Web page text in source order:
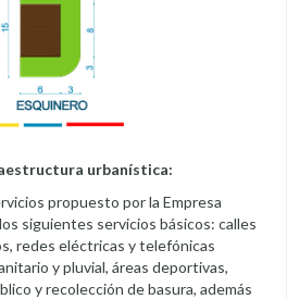
urbanística:
propuesto por la Empresa
siguientes servicios básicos: calles
redes eléctricas y telefónicas
y pluvial, áreas deportivas,
y recolección de basura, además